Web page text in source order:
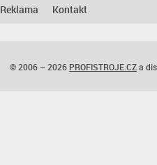
Reklama Kontakt
© 2006 – 2026 PROFISTROJE.CZa